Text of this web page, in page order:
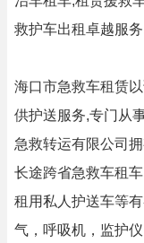
救护车出租卓越服
海口市急救车租赁
供护送服务,专门从
急救转运有限公司
长途跨省急救车租
租用私人护送车等
气，呼吸机，监护